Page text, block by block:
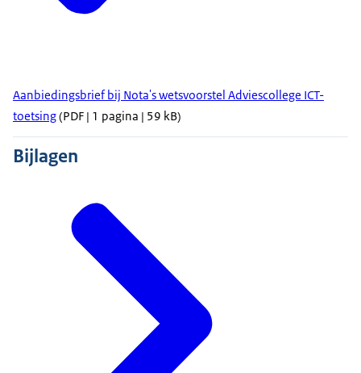
Aanbiedingsbrief bij Nota's wetsvoorstel Adviescollege ICT-
toetsing(PDF | 1 pagina | 59 kB)
Bijlagen